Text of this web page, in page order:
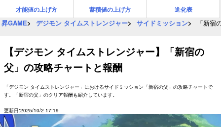
才能値の上げ方 蓄積値の上げ方 進化表
昇GAME デジモン タイムストレンジャー サイドミッション 「新宿
【デジモン タイムストレンジャー】「新宿の
父」の攻略チャートと報酬
「デジモン タイムストレンジャー」におけるサイドミッション「新宿の父」の攻略チャートで
す。「新宿の父」のクリア報酬も紹介しています。
更新日:2025/10/2 17:19